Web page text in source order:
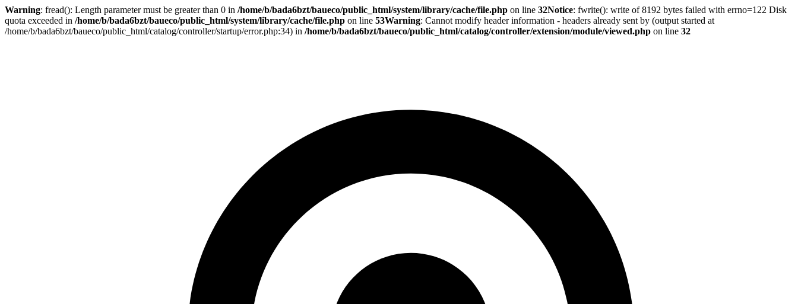
Warning: fread(): Length parameter must be greater than 0 in /home/b/bada6bzt/baueco/public_html/system/library/cache/file.php on line 32Notice: fwrite(): write of 8192 bytes failed with errno=122 Disk
quota exceeded in /home/b/bada6bzt/baueco/public_html/system/library/cache/file.php on line 53Warning: Cannot modify header information - headers already sent by (output started at
/home/b/bada6bzt/baueco/public_html/catalog/controller/startup/error.php:34) in /home/b/bada6bzt/baueco/public_html/catalog/controller/extension/module/viewed.php on line 32